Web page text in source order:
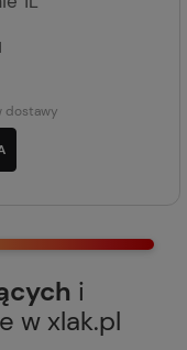
dostawy
i
w xlak.pl